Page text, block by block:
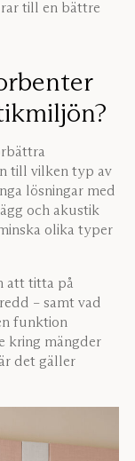
till en bättre
till vilken typ av
lösningar med
och akustik
olika typer
att titta på
– samt vad
funktion
kring mängder
det gäller